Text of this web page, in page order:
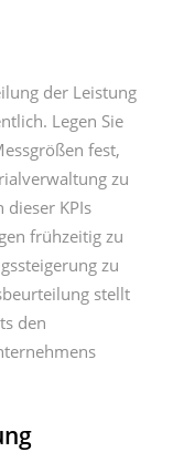
der Leistung
Legen Sie
fest,
zu
dieser KPIs
frühzeitig zu
zu
stellt
den